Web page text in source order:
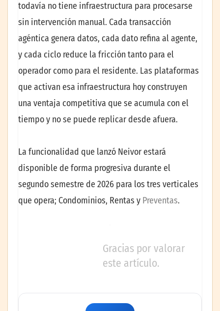
todavía no tiene infraestructura para procesarse
sin intervención manual. Cada transacción
agéntica genera datos, cada dato refina al agente,
y cada ciclo reduce la fricción tanto para el
operador como para el residente. Las plataformas
que activan esa infraestructura hoy construyen
una ventaja competitiva que se acumula con el
tiempo y no se puede replicar desde afuera.
La funcionalidad que lanzó Neivor estará
disponible de forma progresiva durante el
segundo semestre de 2026 para los tres verticales
que opera; Condominios, Rentas y Preventas.
Gracias por valorar
este artículo.